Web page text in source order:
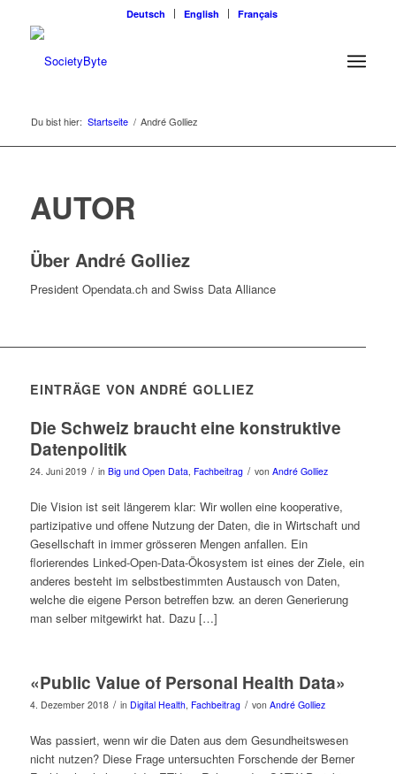
Deutsch English Français
Du bist hier: Startseite / André Golliez
AUTOR
Über André Golliez
President Opendata.ch and Swiss Data Alliance
EINTRÄGE VON ANDRÉ GOLLIEZ
Die Schweiz braucht eine konstruktive
Datenpolitik
24. Juni 2019 / in Big und Open Data, Fachbeitrag / von André Golliez
Die Vision ist seit längerem klar: Wir wollen eine kooperative,
partizipative und offene Nutzung der Daten, die in Wirtschaft und
Gesellschaft in immer grösseren Mengen anfallen. Ein
florierendes Linked-Open-Data-Ökosystem ist eines der Ziele, ein
anderes besteht im selbstbestimmten Austausch von Daten,
welche die eigene Person betreffen bzw. an deren Generierung
man selber mitgewirkt hat. Dazu […]
«Public Value of Personal Health Data»
4. Dezember 2018 / in Digital Health, Fachbeitrag / von André Golliez
Was passiert, wenn wir die Daten aus dem Gesundheitswesen
nicht nutzen? Diese Frage untersuchten Forschende der Berner